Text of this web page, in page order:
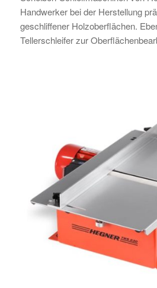
Handwerker bei der Herstellung
geschliffener Holzoberflächen.
Tellerschleifer zur